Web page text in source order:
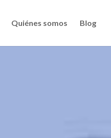
Quiénes somos Blog